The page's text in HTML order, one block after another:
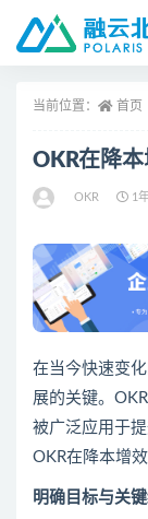
当前位置： 首页
OKR在降
OKR 1
在当今快速变
展的关键。
被广泛应用于
OKR在降本增
明确目标与关